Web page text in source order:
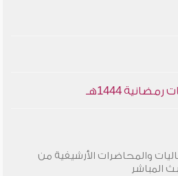
1444هـ
والمحاضرات الأرشيفية من
المباشر